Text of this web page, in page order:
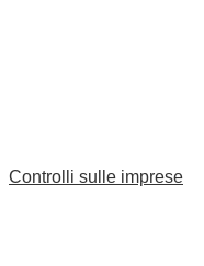
Controlli sulle imprese